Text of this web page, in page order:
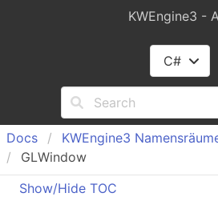
KWEngine3 -
C#
Docs KWEngine3
GLWindow
Show/Hide TOC